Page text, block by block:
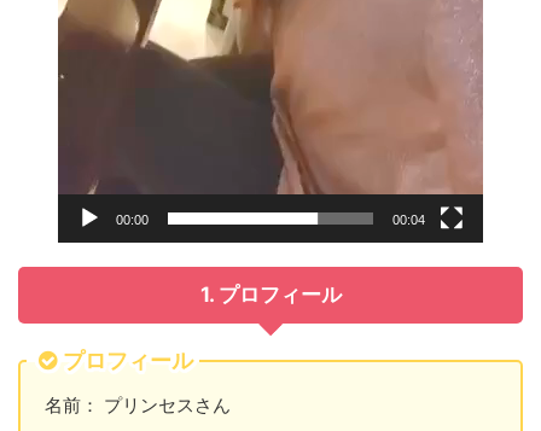
00:00 00:04
1. プロフィール
プロフィール
名前： プリンセスさん